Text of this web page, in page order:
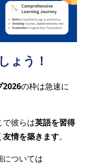
ょう！
2026の枠は急速に
彼らは英語を習得
友情を築きます。
ついては